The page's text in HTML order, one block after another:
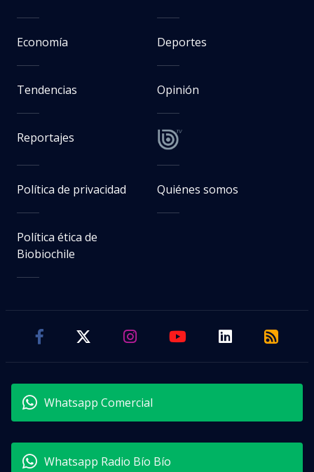
Economía Deportes
Tendencias Opinión
Reportajes
Política de privacidad Quiénes somos
Política ética de
Biobiochile
Whatsapp Comercial
Whatsapp Radio Bío Bío